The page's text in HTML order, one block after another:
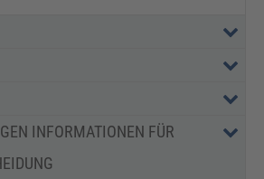
INFORMATIONEN FÜR